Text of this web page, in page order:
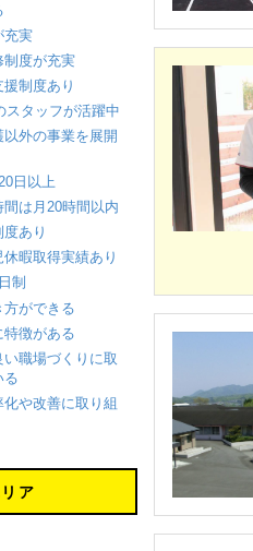
充実
制度が充実
制度あり
スタッフが活躍中
外の事業を展開
日以上
は月20時間以内
あり
暇取得実績あり
制
ができる
特徴がある
職場づくりに取
る
や改善に取り組
ア